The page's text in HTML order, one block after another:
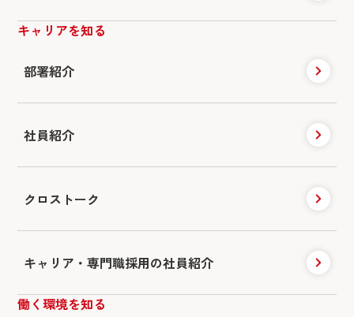
キャリアを知る
部署紹介
社員紹介
クロストーク
キャリア・専門職採用の社員紹介
働く環境を知る